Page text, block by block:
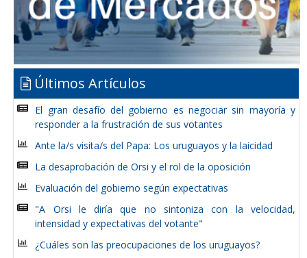
Últimos Artículos
El gran desafío del gobierno es negociar sin mayoría y
responder a la frustración de sus votantes
Ante la/s visita/s del Papa: Los uruguayos y la laicidad
La desaprobación de Orsi y el rol de la oposición
Evaluación del gobierno según expectativas
"A Orsi le diría que no sintoniza con la velocidad,
intensidad y expectativas del votante"
¿Cuáles son las preocupaciones de los uruguayos?